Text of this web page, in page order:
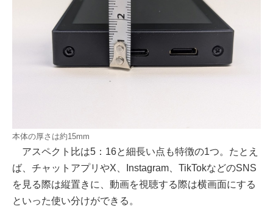
本体の厚さは約15mm
アスペクト比は5：16と細長い点も特徴の1つ。たとえ
ば、チャットアプリやX、Instagram、TikTokなどのSNS
を見る際は縦置きに、動画を視聴する際は横画面にする
といった使い分けができる。